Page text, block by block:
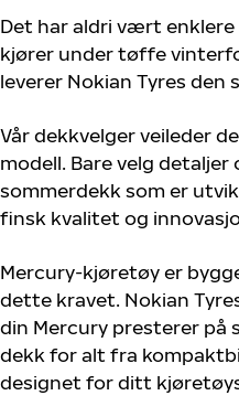
Det har aldri vært enklere
kjører under tøffe
leverer Nokian Tyres
Vår dekkvelger veileder
modell. Bare velg
sommerdekk som er
finsk kvalitet og
Mercury-kjøretøy er
dette kravet. Nokian
din Mercury presterer på
dekk for alt fra
designet for ditt